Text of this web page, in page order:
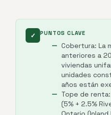
✓ PUNTOS CLAVE
Cobertura: La
anteriores a
viviendas
unidades
años están
Tope de renta:
(5% + 2.5%